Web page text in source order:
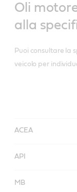
Oli
alla
Puoi consultare la
veicolo per
ACEA
API
MB